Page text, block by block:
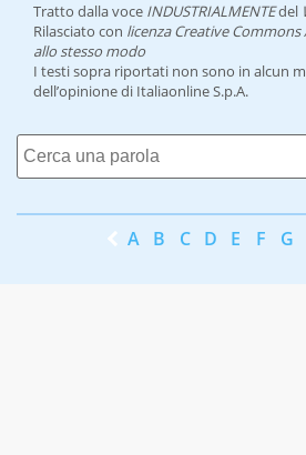
Tratto dalla voce INDUSTRIALMENTEdel
Rilasciato con licenza Creative
allo stesso modo
I testi sopra riportati non sono in alcun
dell’opinione di Italiaonline S.p.A.
A B C D E F G